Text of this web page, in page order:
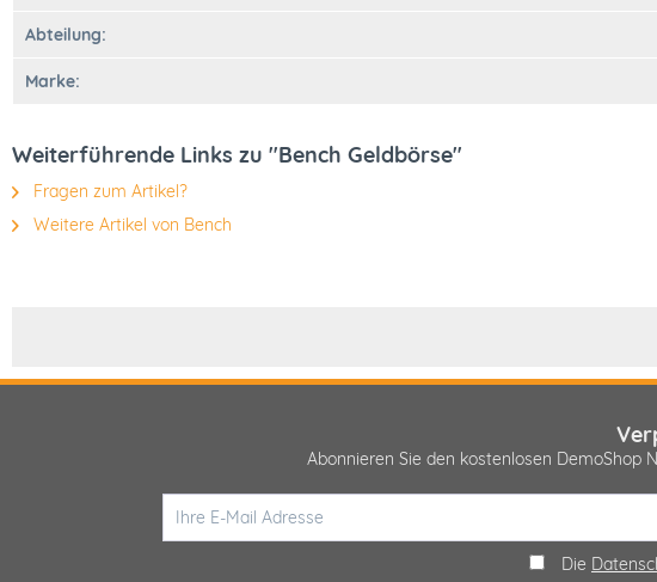
Abteilung:
Marke:
Weiterführende Links zu "Bench Geldbörse"
Fragen zum Artikel?
Weitere Artikel von Bench
Abonnieren Sie den kostenlosen DemoShop
Die